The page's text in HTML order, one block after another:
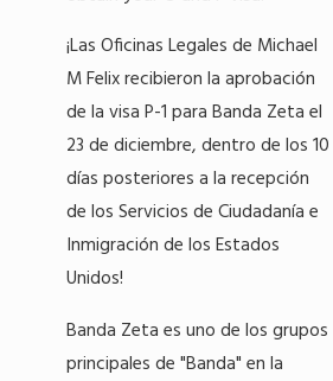
¡Las Oficinas Legales de Michael
M Felix recibieron la aprobación
de la visa P-1 para Banda Zeta el
23 de diciembre, dentro de los 10
días posteriores a la recepción
de los Servicios de Ciudadanía e
Inmigración de los Estados
Unidos!
Banda Zeta es uno de los grupos
principales de "Banda" en la